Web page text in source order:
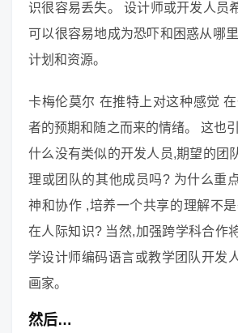
识很容易丢失。 设计师或开发人员
可以很容易地成为恐吓和困惑从哪
计划和资源。
卡梅伦莫尔 在推特上对这种感觉
者的预期和随之而来的情绪。 这也
什么没有类似的开发人员,期望的团
理或团队的其他成员吗? 为什么重
神和协作 ,培养一个共享的理解不
在人际知识? 当然,加强跨学科合作
学设计师编码语言或教学团队开发
画家。
然后…